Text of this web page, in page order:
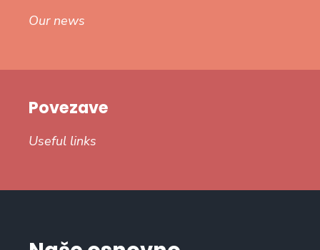
Our news
Povezave
Useful links